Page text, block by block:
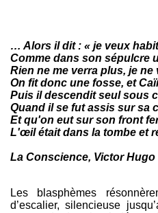
d'une traite malgré la
gratuitement dans un
la connerie ordinaire de
courbettes au travail
manœuvre car fatalement
neurones. Je n'ai pas
qualifier. Et bien sûr, je
la lecture. Santo subito !
demeure anonyme
… Alors il dit : « je veux
Comme dans son sépulcre
Rien ne me verra plus, je ne
On fit donc une fosse, et
Puis il descendit seul sous
Quand il se fut assis sur sa
Et qu'on eut sur son front
L'œil était dans la tombe et
La Conscience, Victor Hugo
Les blasphèmes
d’escalier, silencieuse